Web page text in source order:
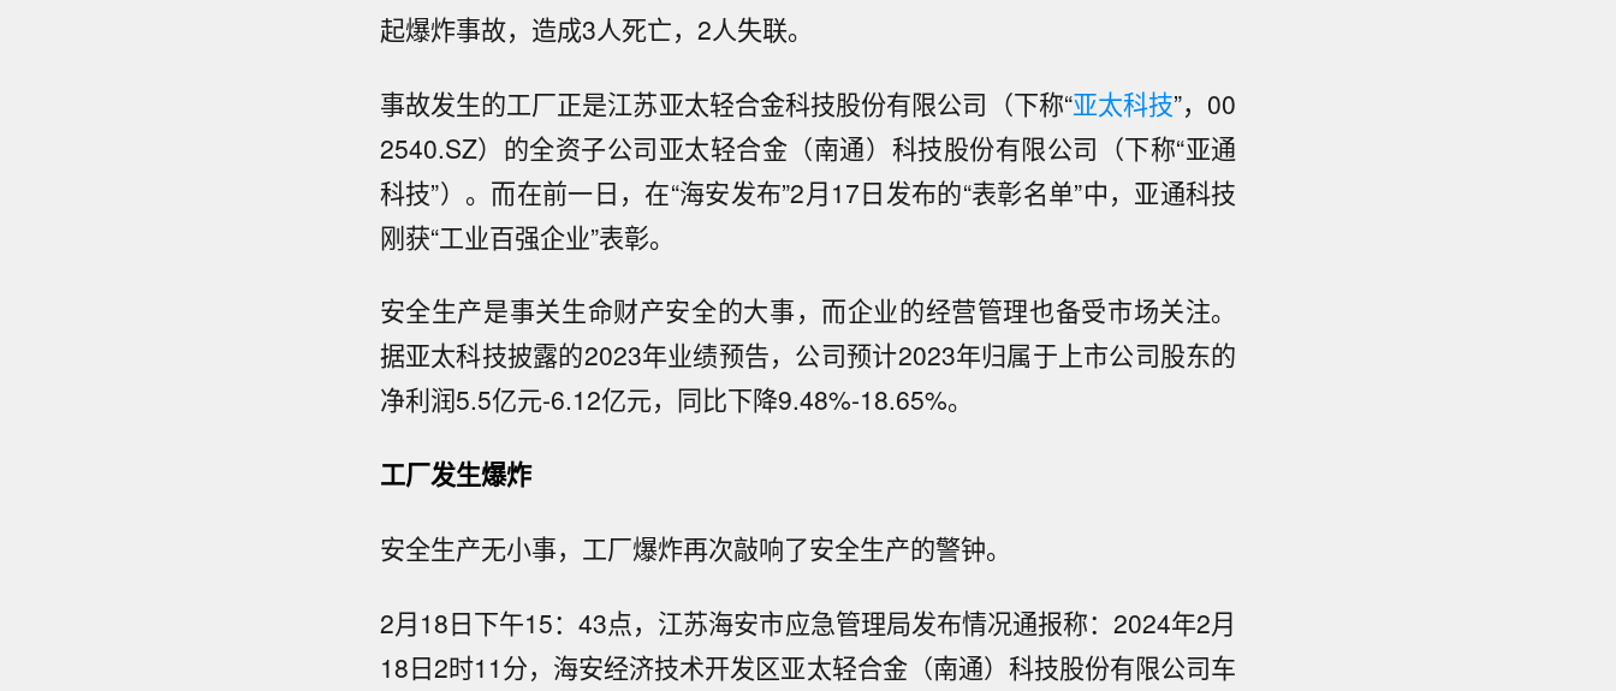
起爆炸事故，造成3人死亡，2人失联。
事故发生的工厂正是江苏亚太轻合金科技股份有限公司（下称“亚太科技”，00
2540.SZ）的全资子公司亚太轻合金（南通）科技股份有限公司（下称“亚通
科技”）。而在前一日，在“海安发布”2月17日发布的“表彰名单”中，亚通科技
刚获“工业百强企业”表彰。
安全生产是事关生命财产安全的大事，而企业的经营管理也备受市场关注。
据亚太科技披露的2023年业绩预告，公司预计2023年归属于上市公司股东的
净利润5.5亿元-6.12亿元，同比下降9.48%-18.65%。
工厂发生爆炸
安全生产无小事，工厂爆炸再次敲响了安全生产的警钟。
2月18日下午15：43点，江苏海安市应急管理局发布情况通报称：2024年2月
18日2时11分，海安经济技术开发区亚太轻合金（南通）科技股份有限公司车